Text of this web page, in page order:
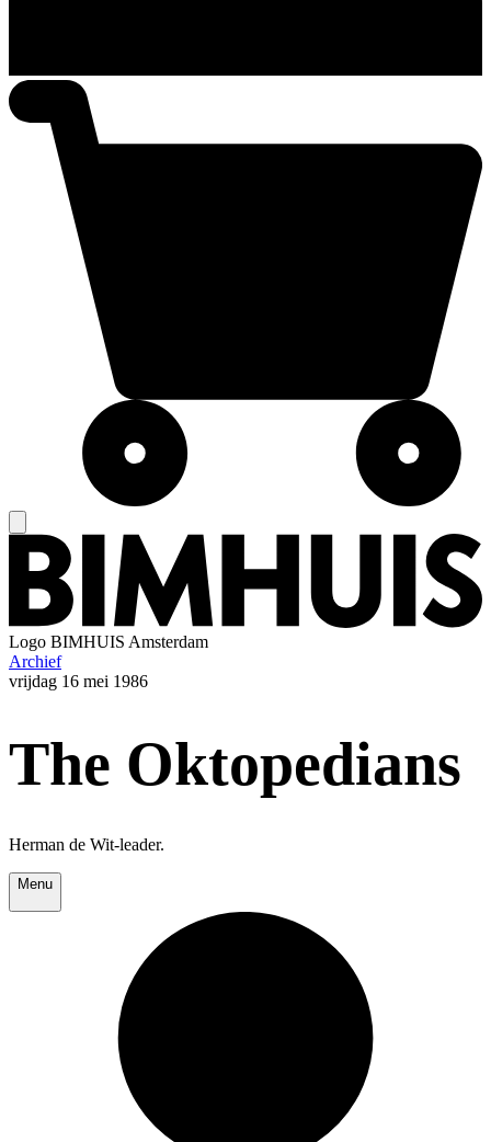
Logo BIMHUIS Amsterdam
Archief
vrijdag 16 mei 1986
The Oktopedians
Herman de Wit-leader.
Menu